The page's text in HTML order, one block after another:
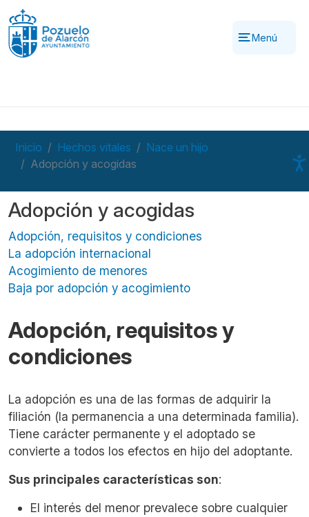
Pasar al contenido principal
Menú
Inicio Hechos vitales
Nace un hijo
Adopción y acogidas
Adopción y acogidas
Adopción, requisitos y condiciones
La adopción internacional
Acogimiento de menores
Baja por adopción y acogimiento
Adopción, requisitos y
condiciones
La adopción es una de las formas de adquirir la
filiación (la permanencia a una determinada familia).
Tiene carácter permanente y el adoptado se
convierte a todos los efectos en hijo del adoptante.
Sus principales características son:
El interés del menor prevalece sobre cualquier